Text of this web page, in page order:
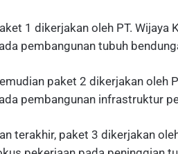
1 dikerjakan oleh PT. Wijaya
pembangunan tubuh
paket 2 dikerjakan oleh
pembangunan infrastruktur
terakhir, paket 3 dikerjakan